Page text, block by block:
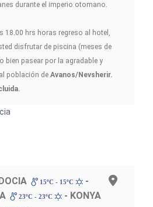
durante el imperio otomano.
18.00 hrs horas regreso al hotel,
disfrutar de piscina (meses de
bien pasear por la agradable y
población de Avanos/Nevsherir.
15ºC - 15ºC
-
23ºC - 23ºC - KONYA